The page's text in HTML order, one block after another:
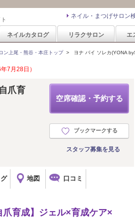
ネイル・まつげサロン
ネイルカタログ リラクサロン エ
ン上尾・熊谷・本庄トップ> ヨナ バイ ソレカ(YONA
7月28日）
空席確認・予約する
ブックマークする
スタッフ募集を見る
爪育
地図 口コミ
育成】ジェル×育成ケア×